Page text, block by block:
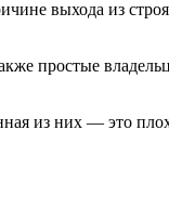
выхода из
простые
из них — это